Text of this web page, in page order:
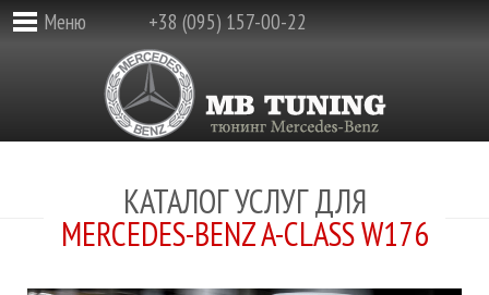
Меню +38 (095) 157-00-22
КАТАЛОГ УСЛУГ ДЛЯ
MERCEDES-BENZ A-CLASS W176